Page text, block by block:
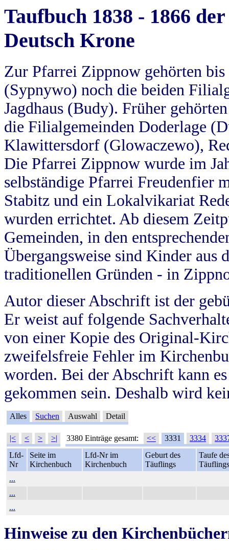
Taufbuch 1838 - 1866
Deutsch Krone
Zur Pfarrei Zippnow gehörten
(Sypnywo) noch die beiden
Jagdhaus (Budy). Früher
die Filialgemeinden Doderlage
Klawittersdorf (Glowaczewo),
Die Pfarrei Zippnow wurde im
selbständige Pfarrei Freudenfier
Stabitz und ein Lokalvikariat
wurden errichtet. Ab diesem
Gemeinden, in den
Übergangsweise sind Kinder aus
traditionellen Gründen - in
Autor dieser Abschrift ist der
Er weist auf folgende
von einer Kopie des Original-
zweifelsfreie Fehler im
worden. Bei der Abschrift kann
gekommen sein. Deshalb wird
Alles Suchen Auswahl Detail
|< < > >| 3380 Einträge gesamt: << 3331 3334
Lfd-
Nr
Seite im
Kirchenbuch
Lfd-Nr im
Kirchenbuch
Geburt des
Täuflings
Taufe
Täuflings
...
...
...
Hinweise zu den